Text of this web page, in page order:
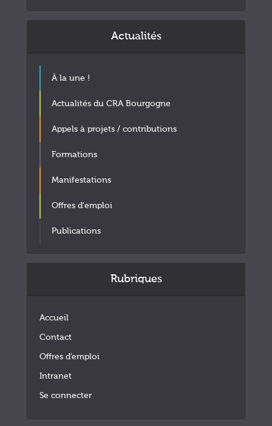
Actualités
À la une !
Actualités du CRA Bourgogne
Appels à projets / contributions
Formations
Manifestations
Offres d'emploi
Publications
Rubriques
Accueil
Contact
Offres d’emploi
Intranet
Se connecter